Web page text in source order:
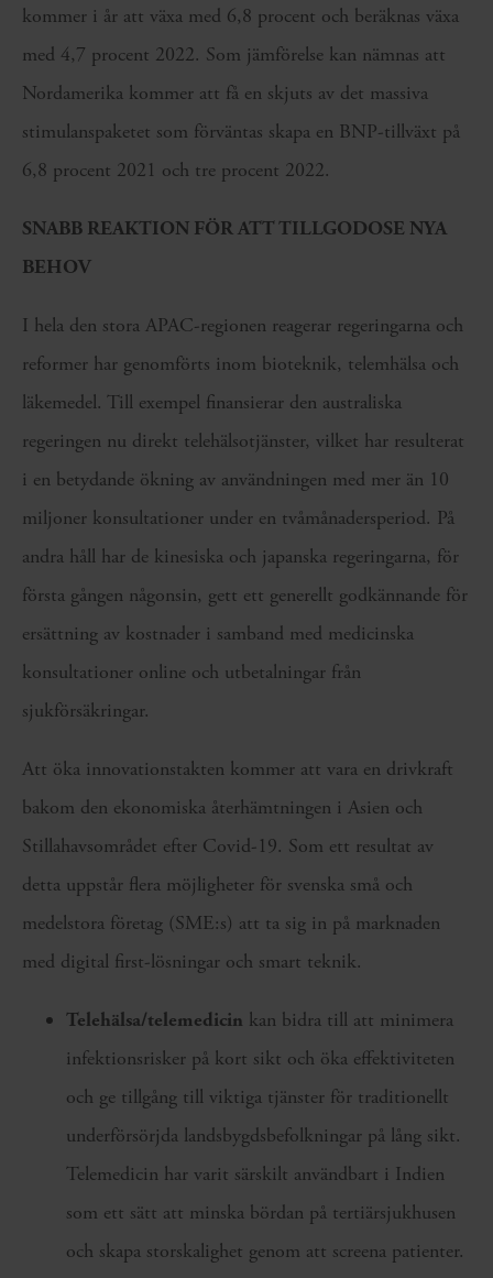
kommer i år att växa med 6,8 procent och beräknas växa
med 4,7 procent 2022. Som jämförelse kan nämnas att
Nordamerika kommer att få en skjuts av det massiva
stimulanspaketet som förväntas skapa en BNP-tillväxt på
6,8 procent 2021 och tre procent 2022.
SNABB REAKTION FÖR ATT TILLGODOSE NYA
BEHOV
I hela den stora APAC-regionen reagerar regeringarna och
reformer har genomförts inom bioteknik, telemhälsa och
läkemedel. Till exempel finansierar den australiska
regeringen nu direkt telehälsotjänster, vilket har resulterat
i en betydande ökning av användningen med mer än 10
miljoner konsultationer under en tvåmånadersperiod. På
andra håll har de kinesiska och japanska regeringarna, för
första gången någonsin, gett ett generellt godkännande för
ersättning av kostnader i samband med medicinska
konsultationer online och utbetalningar från
sjukförsäkringar.
Att öka innovationstakten kommer att vara en drivkraft
bakom den ekonomiska återhämtningen i Asien och
Stillahavsområdet efter Covid-19. Som ett resultat av
detta uppstår flera möjligheter för svenska små och
medelstora företag (SME:s) att ta sig in på marknaden
med digital first-lösningar och smart teknik.
Telehälsa/telemedicin kan bidra till att minimera
infektionsrisker på kort sikt och öka effektiviteten
och ge tillgång till viktiga tjänster för traditionellt
underförsörjda landsbygdsbefolkningar på lång sikt.
Telemedicin har varit särskilt användbart i Indien
som ett sätt att minska bördan på tertiärsjukhusen
och skapa storskalighet genom att screena patienter.